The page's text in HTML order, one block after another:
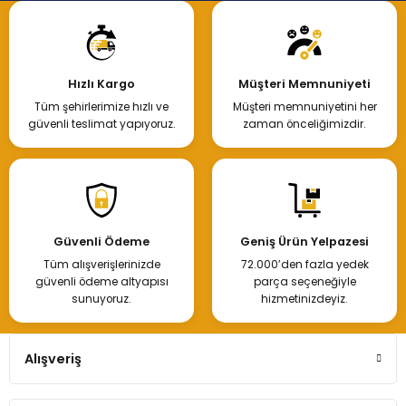
Hızlı Kargo
Tüm şehirlerimize hızlı ve
güvenli teslimat yapıyoruz.
Müşteri Memnuniyeti
Müşteri memnuniyetini her
zaman önceliğimizdir.
Güvenli Ödeme
Tüm alışverişlerinizde
güvenli ödeme altyapısı
sunuyoruz.
Geniş Ürün Yelpazesi
72.000’den fazla yedek
parça seçeneğiyle
hizmetinizdeyiz.
Alışveriş